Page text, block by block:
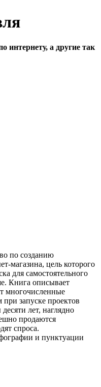
интернету, а другие так
по созданию
магазина, цель которого
для самостоятельного
Книга описывает
многочисленные
запуске проектов
лет, наглядно
продаются
спроса.
и пунктуации